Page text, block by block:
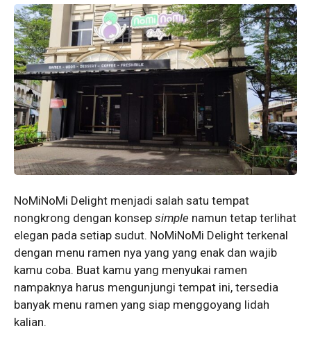
NoMiNoMi Delight menjadi salah satu tempat
nongkrong dengan konsep simple namun tetap terlihat
elegan pada setiap sudut. NoMiNoMi Delight terkenal
dengan menu ramen nya yang yang enak dan wajib
kamu coba. Buat kamu yang menyukai ramen
nampaknya harus mengunjungi tempat ini, tersedia
banyak menu ramen yang siap menggoyang lidah
kalian.